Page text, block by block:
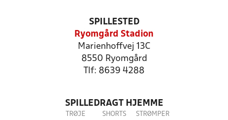
SPILLESTED
Ryomgård Stadion
Marienhoffvej 13C
8550 Ryomgård
Tlf: 8639 4288
SPILLEDRAGT HJEMME
TRØJE SHORTS STRØMPER